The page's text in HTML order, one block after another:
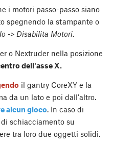
i motori passo-passo siano
spegnendo la stampante o
-> Disabilita Motori.
o Nextruder nella posizione
dell'asse X.
il gantry CoreXY e la
da un lato e poi dall'altro.
alcun gioco. In caso di
schiacciamento su
tra loro due oggetti solidi.